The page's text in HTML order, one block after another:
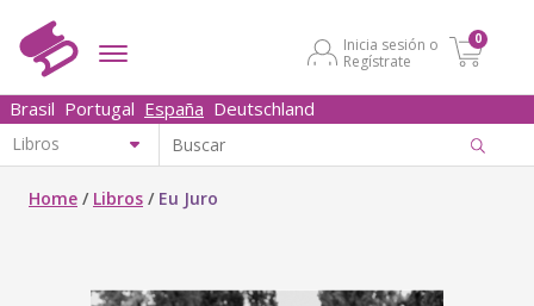
Inicia sesión o
Regístrate
0
Brasil Portugal España Deutschland
Home / Libros / Eu Juro